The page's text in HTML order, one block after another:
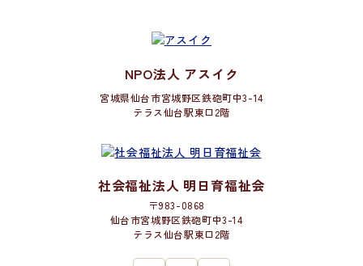
NPO法人 アスイク
宮城県仙台市宮城野区鉄砲町中3-14
テラス仙台駅東口2階
社会福祉法人 明日育福祉会
〒983-0868
仙台市宮城野区鉄砲町中3-14
テラス仙台駅東口2階